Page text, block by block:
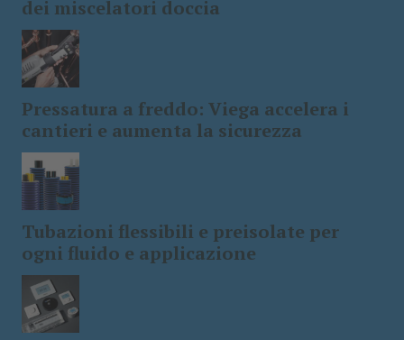
dei miscelatori doccia
Pressatura a freddo: Viega accelera i
cantieri e aumenta la sicurezza
Tubazioni flessibili e preisolate per
ogni fluido e applicazione